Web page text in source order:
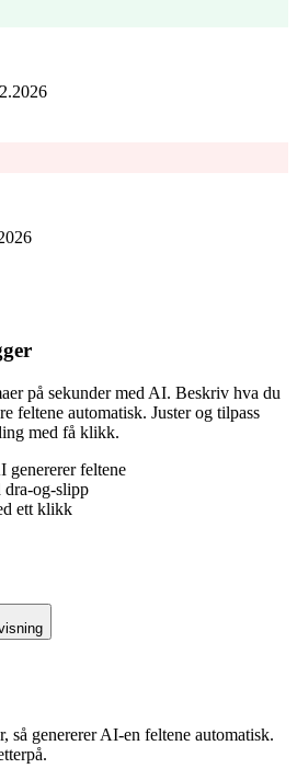
på sekunder med AI. Beskriv hva du
feltene automatisk. Juster og tilpass
med få klikk.
genererer feltene
dra-og-slipp
ett klikk
så genererer AI-en feltene automatisk.